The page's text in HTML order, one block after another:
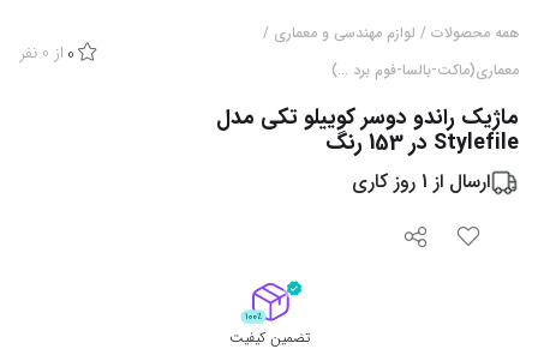
همه محصولات / لوازم مهندسی و معماری /
معماری(ماکت-بالسا-فوم برد ...)
0 از 0 نفر
ماژیک راندو دوسر کوییلو تکی مدل
Stylefile در 153 رنگ
ارسال از 1 روز کاری
تضمین کیفیت